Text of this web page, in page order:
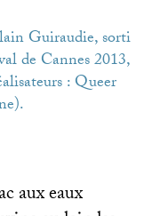
Guiraudie, sorti
de Cannes 2013,
: Queer
aux eaux